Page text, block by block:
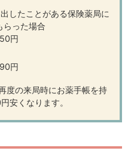
したことがある保険薬局に
らった場合
円
円
度の来局時にお薬手帳を持
安くなります。